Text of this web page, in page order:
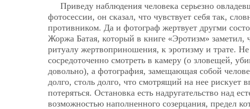
Приведу наблюдения человека серьезно
фотосессии, он сказал, что чувствует себя так,
противником. Да и фотограф жертвует другми
Жоржа Батая, который в книге «Эротизм»
ритуалу жертвоприношения, к эротизму и трате.
сосредоточенно смотреть в камеру (о зловещей,
довольно), а фотография, замещающая собой
долго, столь долго, что смотрящий на нее рискует
потеряться. Остановка есть надругательство над
возможностью наполненного созерцания, предел